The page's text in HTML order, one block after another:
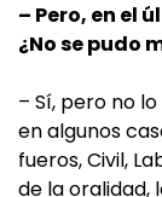
– Pero, en el
¿No se pudo
– Sí, pero no
en algunos
fueros, Civil,
de la oralidad,